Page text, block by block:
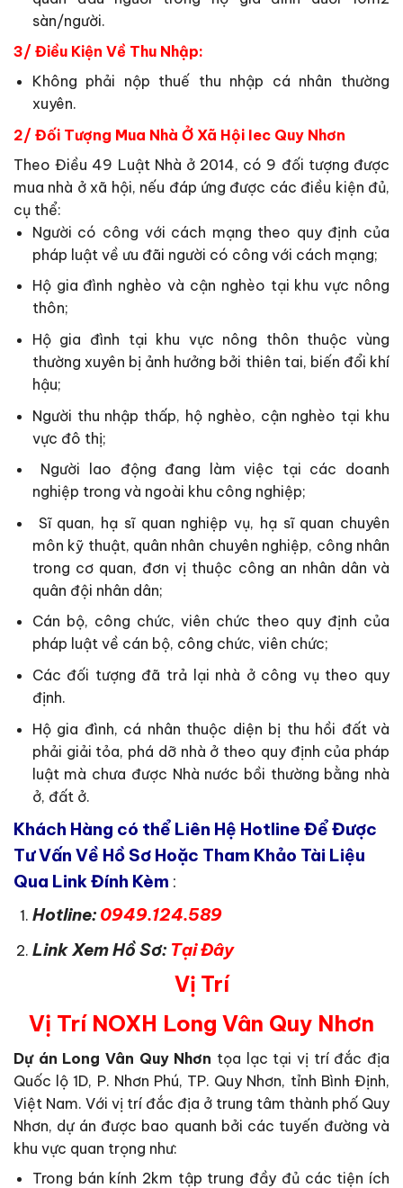
sàn/người.
3/ Điều Kiện Về Thu Nhập:
Không phải nộp thuế thu nhập cá nhân thường
xuyên.
2/ Đối Tượng Mua Nhà Ở Xã Hội Iec Quy Nhơn
Theo Điều 49 Luật Nhà ở 2014, có 9 đối tượng được
mua nhà ở xã hội, nếu đáp ứng được các điều kiện đủ,
cụ thể:
Người có công với cách mạng theo quy định của
pháp luật về ưu đãi người có công với cách mạng;
Hộ gia đình nghèo và cận nghèo tại khu vực nông
thôn;
Hộ gia đình tại khu vực nông thôn thuộc vùng
thường xuyên bị ảnh hưởng bởi thiên tai, biến đổi khí
hậu;
Người thu nhập thấp, hộ nghèo, cận nghèo tại khu
vực đô thị;
Người lao động đang làm việc tại các doanh
nghiệp trong và ngoài khu công nghiệp;
Sĩ quan, hạ sĩ quan nghiệp vụ, hạ sĩ quan chuyên
môn kỹ thuật, quân nhân chuyên nghiệp, công nhân
trong cơ quan, đơn vị thuộc công an nhân dân và
quân đội nhân dân;
Cán bộ, công chức, viên chức theo quy định của
pháp luật về cán bộ, công chức, viên chức;
Các đối tượng đã trả lại nhà ở công vụ theo quy
định.
Hộ gia đình, cá nhân thuộc diện bị thu hồi đất và
phải giải tỏa, phá dỡ nhà ở theo quy định của pháp
luật mà chưa được Nhà nước bồi thường bằng nhà
ở, đất ở.
Khách Hàng có thể Liên Hệ Hotline Để Được
Tư Vấn Về Hồ Sơ Hoặc Tham Khảo Tài Liệu
Qua Link Đính Kèm :
Hotline: 0949.124.589
Link Xem Hồ Sơ: Tại Đây
Vị Trí
Vị Trí NOXH Long Vân Quy Nhơn
Dự án Long Vân Quy Nhơn tọa lạc tại vị trí đắc địa
Quốc lộ 1D, P. Nhơn Phú, TP. Quy Nhơn, tỉnh Bình Định,
Việt Nam. Với vị trí đắc địa ở trung tâm thành phố Quy
Nhơn, dự án được bao quanh bởi các tuyến đường và
khu vực quan trọng như:
Trong bán kính 2km tập trung đầy đủ các tiện ích